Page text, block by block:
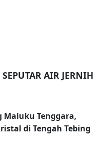
AIR JERNIH
Maluku Tenggara,
di Tengah Tebing